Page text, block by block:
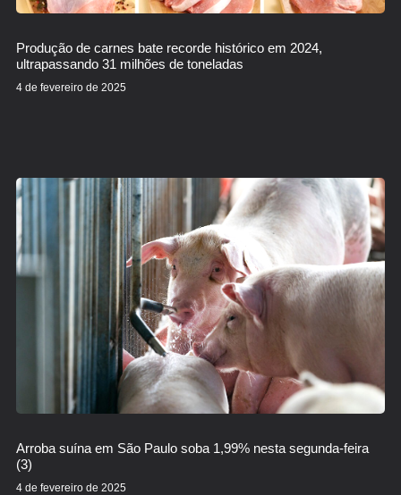
Produção de carnes bate recorde histórico em 2024,
ultrapassando 31 milhões de toneladas
4 de fevereiro de 2025
Arroba suína em São Paulo soba 1,99% nesta segunda-feira
(3)
4 de fevereiro de 2025